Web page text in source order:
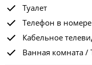
Туалет
Телефон в номере
Кабельное
Ванная комната /